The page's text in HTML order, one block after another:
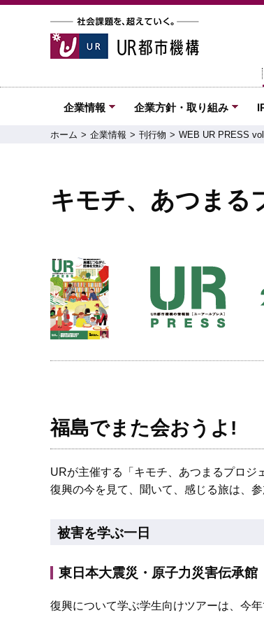
企業情報 企業方針・取り組み
ホーム 企業情報 刊行物 WEB UR PRESS
キモチ、あつまる
福島でまた会おうよ!
URが主催する「キモチ、あつまるプロジ
復興の今を見て、聞いて、感じる旅は、
被害を学ぶ一日
東日本大震災・原子力災害伝承館
復興について学ぶ学生向けツアーは、今